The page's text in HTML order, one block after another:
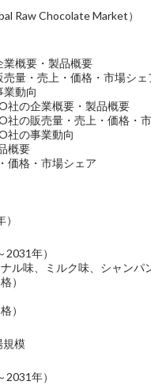
Raw Chocolate Market）
業概要・製品概要
量・売上・価格・市場シェ
業動向
社の企業概要・製品概要
社の販売量・売上・価格・
社の事業動向
概要
価格・市場シェア
年）
ル味、ミルク味、シャンパ
）
）
規模
年）